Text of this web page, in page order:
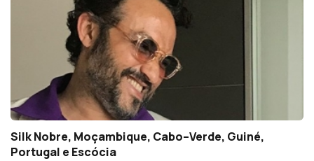
Silk Nobre, Moçambique, Cabo–Verde, Guiné,
Portugal e Escócia